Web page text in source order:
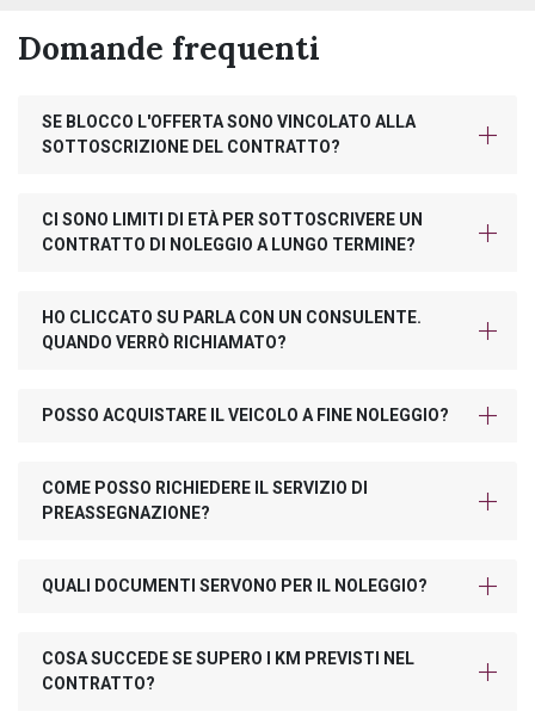
Domande frequenti
SE BLOCCO L'OFFERTA SONO VINCOLATO ALLA
SOTTOSCRIZIONE DEL CONTRATTO?
CI SONO LIMITI DI ETÀ PER SOTTOSCRIVERE UN
CONTRATTO DI NOLEGGIO A LUNGO TERMINE?
HO CLICCATO SU PARLA CON UN CONSULENTE.
QUANDO VERRÒ RICHIAMATO?
POSSO ACQUISTARE IL VEICOLO A FINE NOLEGGIO?
COME POSSO RICHIEDERE IL SERVIZIO DI
PREASSEGNAZIONE?
QUALI DOCUMENTI SERVONO PER IL NOLEGGIO?
COSA SUCCEDE SE SUPERO I KM PREVISTI NEL
CONTRATTO?